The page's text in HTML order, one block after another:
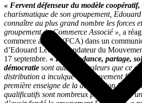
« Fervent défenseur du modèle
charismatique de son groupement,
connaître au plus grand nombre les forces
groupement du Commerce Associé », a
commerce associé (FCA) dans un
d’Edouard Leclerc, fondateur du
17 septembre. «Indépendance, partage,
démocratie sont autant de valeurs que ce
distribution a inculqué au Mouvement E.
première enseigne de la distribution
qualificatifs sont nombreux pour parler